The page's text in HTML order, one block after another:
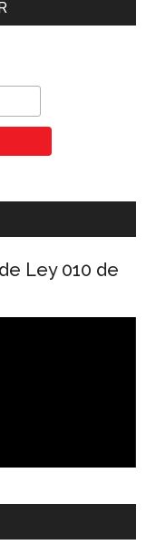
Ley 010 de
01:04
Corporación